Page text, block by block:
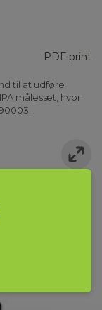
PDF print
til at udføre
målesæt, hvor